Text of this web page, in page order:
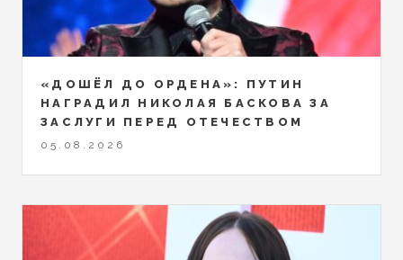
«ДОШЁЛ ДО ОРДЕНА»: ПУТИН
НАГРАДИЛ НИКОЛАЯ БАСКОВА ЗА
ЗАСЛУГИ ПЕРЕД ОТЕЧЕСТВОМ
05.08.2026